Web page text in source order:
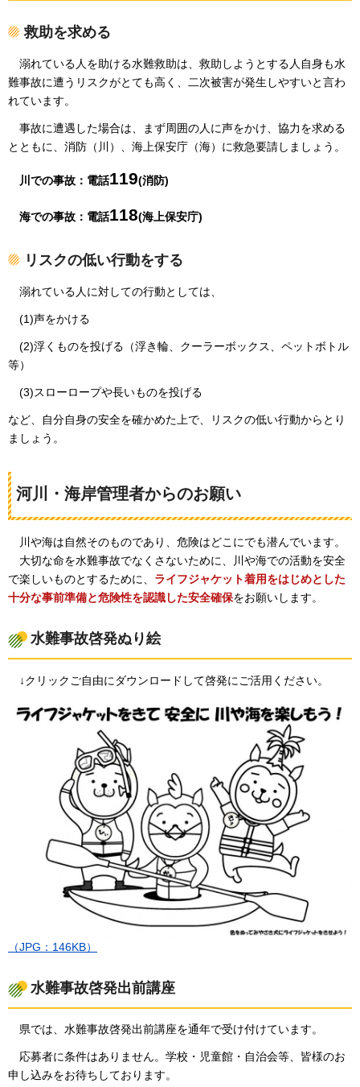
救助を求める
溺れている人を助ける水難救助は、救助しようとする人自身も水
難事故に遭うリスクがとても高く、二次被害が発生しやすいと言わ
れています。
事故に遭遇した場合は、まず周囲の人に声をかけ、協力を求める
とともに、消防（川）、海上保安庁（海）に救急要請しましょう。
川での事故：電話119(消防)
海での事故：電話118(海上保安庁)
リスクの低い行動をする
溺れている人に対しての行動としては、
(1)声をかける
(2)浮くものを投げる（浮き輪、クーラーボックス、ペットボトル
等）
(3)ス ローロープや長いものを投げる
など、自分自身の安全を確かめた上で、リスクの低い行動からとり
ましょう。
河川・海岸管理者からのお願い
川 や海は自然そのものであり、危険はどこにでも潜んでいます。
大切な命を水難事故でなくさないために、川や海での活動を安全
で楽しいものとするために、 ライフジャケット着用をはじめとした
十分な事前準備と危険性を認識した安全確保をお願いします。
水難事故啓発ぬり絵
↓クリ ックご自由にダウンロードして啓発にご活用ください。
（JPG：146KB）
水難事故啓発出前講座
県では 、水難事故啓発出前講座を通年で受け付けています。
応募者に条件はありません。学校・児童館・自治会等、皆様のお
申し込みをお待ちしております。